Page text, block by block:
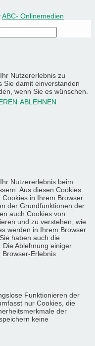
ABC- Onlinemedien
Nutzererlebnis zu
Sie damit einverstanden
wenn Sie es wünschen.
ABLEHNEN
Nutzererlebnis beim
Aus diesen Cookies
in Ihrem Browser
der Grundfunktionen der
auch Cookies von
und zu verstehen, wie
werden in Ihrem Browser
haben auch die
Ablehnung einiger
Erlebnis
Funktionieren der
nur Cookies, die
der
keine